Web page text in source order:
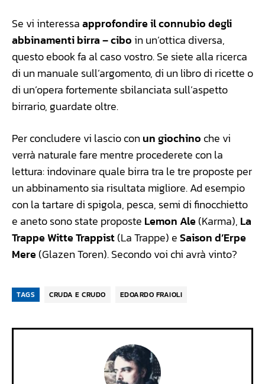
Se vi interessaapprofondire il connubio degli
abbinamenti birra – cibo in un’ottica diversa,
questo ebook fa al caso vostro. Se siete alla ricerca
di un manuale sull’argomento, di un libro di ricette o
di un’opera fortemente sbilanciata sull’aspetto
birrario, guardate oltre.
Per concludere vi lascio conun giochino che vi
verrà naturale fare mentre procederete con la
lettura: indovinare quale birra tra le tre proposte per
un abbinamento sia risultata migliore. Ad esempio
con la tartare di spigola, pesca, semi di finocchietto
e aneto sono state proposte Lemon Ale(Karma), La
Trappe Witte Trappist(La Trappe) eSaison d’Erpe
Mere(Glazen Toren). Secondo voi chi avrà vinto?
TAGS CRUDA E CRUDO EDOARDO FRAIOLI